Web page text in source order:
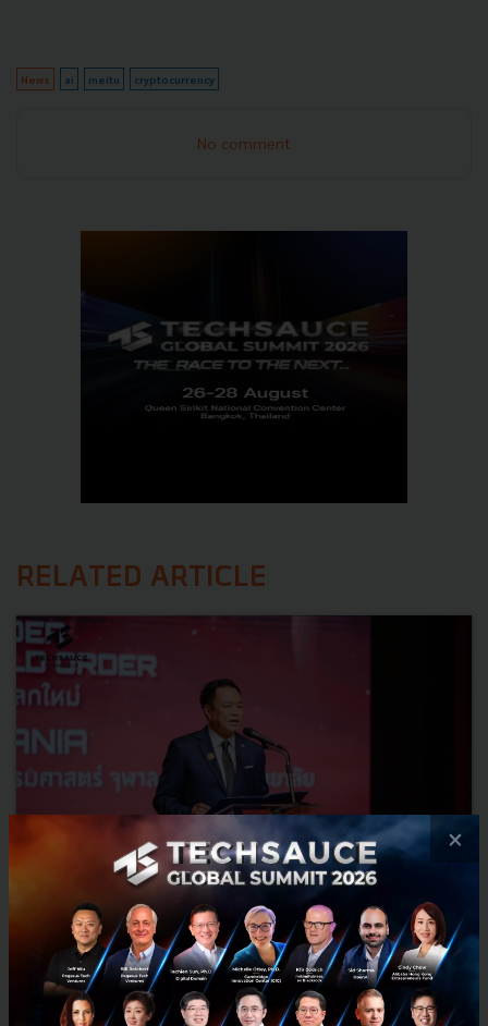
News ai meitu cryptocurrency
No comment
RELATED ARTICLE
3 เรื่องที่ประเทศไทยต้อง Focus สร้างคน–นวัตกรรม–ปฏิรูป
ระบบราชการ เพื่อยกระดับขีดความสามารถประเทศ
นายอนุทิน ชาญวีรกูล นายกรัฐมนตรีและรัฐมนตรีว่าการกระทรวง
×